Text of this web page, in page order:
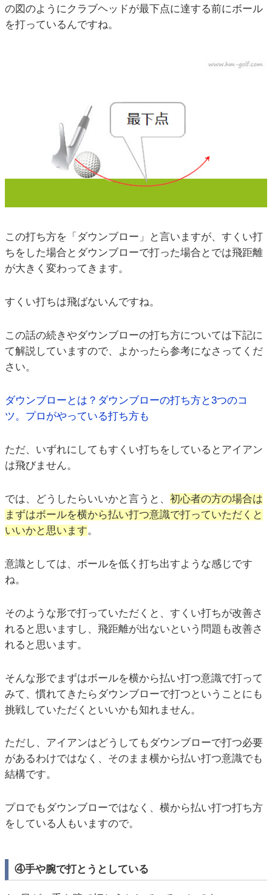
の図のようにクラブヘッドが最下点に達する前にボール
を打っているんですね。
この打ち方を「ダウンブロー」と言いますが、すくい打
ちをした場合とダウンブローで打った場合とでは飛距離
が大きく変わってきます。
すくい打ちは飛ばないんですね。
この話の続きやダウンブローの打ち方については下記に
て解説していますので、よかったら参考になさってくだ
さい。
ダウンブローとは？ダウンブローの打ち方と3つのコ
ツ。プロがやっている打ち方も
ただ、いずれにしてもすくい打ちをしているとアイアン
は飛びません。
では、どうしたらいいかと言うと、 初心者の方の場合は
まずはボールを横から払い打つ意識で打っていただくと
いいかと思います。
意識としては、ボールを低く打ち出すような感じです
ね。
そのような形で打っていただくと、すくい打ちが改善さ
れると思いますし、飛距離が出ないという問題も改善さ
れると思います。
そんな形でまずはボールを横から払い打つ意識で打って
みて、慣れてきたらダウンブローで打つということにも
挑戦していただくといいかも知れません。
ただし、アイアンはどうしてもダウンブローで打つ必要
があるわけではなく、そのまま横から払い打つ意識でも
結構です。
プロでもダウンブローではなく、横から払い打つ打ち方
をしている人もいますので。
④手や腕で打とうとしている